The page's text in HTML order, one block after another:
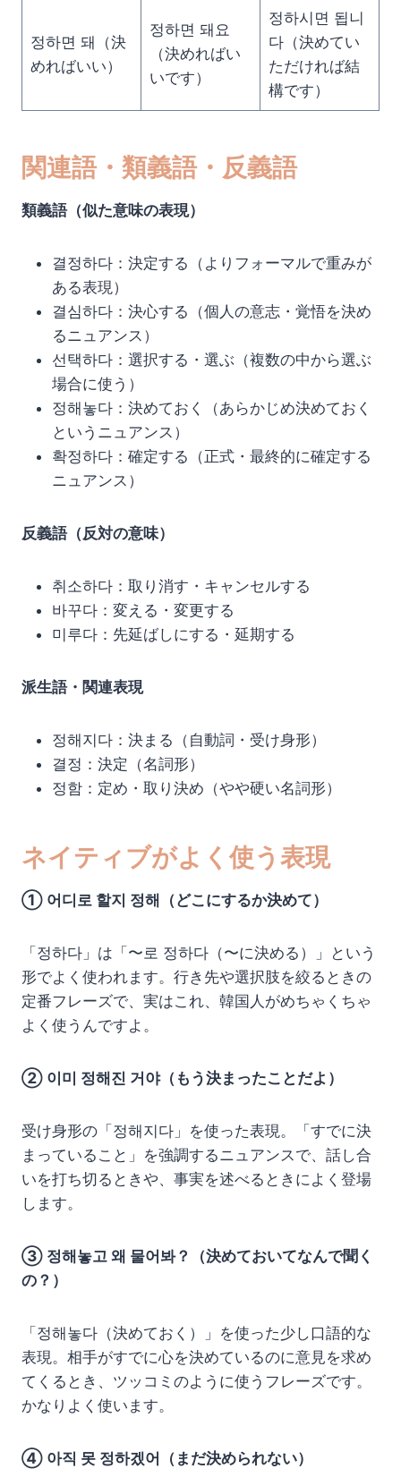
정하면 돼（決
めればいい）
정하면 돼요
（決めればい
いです）
정하시면 됩니
다（決めてい
ただければ結
構です）
関連語・類義語・反義語
類義語（似た意味の表現）
결정하다：決定する（よりフォーマルで重みが
ある表現）
결심하다：決心する（個人の意志・覚悟を決め
るニュアンス）
선택하다：選択する・選ぶ（複数の中から選ぶ
場合に使う）
정해놓다：決めておく（あらかじめ決めておく
というニュアンス）
확정하다：確定する（正式・最終的に確定する
ニュアンス）
反義語（反対の意味）
취소하다：取り消す・キャンセルする
바꾸다：変える・変更する
미루다：先延ばしにする・延期する
派生語・関連表現
정해지다：決まる（自動詞・受け身形）
결정：決定（名詞形）
정함：定め・取り決め（やや硬い名詞形）
ネイティブがよく使う表現
① 어디로 할지 정해（どこにするか決めて）
「정하다」は「〜로 정하다（〜に決める）」という
形でよく使われます。行き先や選択肢を絞るときの
定番フレーズで、実はこれ、韓国人がめちゃくちゃ
よく使うんですよ。
② 이미 정해진 거야（もう決まったことだよ）
受け身形の「정해지다」を使った表現。「すでに決
まっていること」を強調するニュアンスで、話し合
いを打ち切るときや、事実を述べるときによく登場
します。
③ 정해놓고 왜 물어봐？（決めておいてなんで聞く
の？）
「정해놓다（決めておく）」を使った少し口語的な
表現。相手がすでに心を決めているのに意見を求め
てくるとき、ツッコミのように使うフレーズです。
かなりよく使います。
④ 아직 못 정하겠어（まだ決められない）